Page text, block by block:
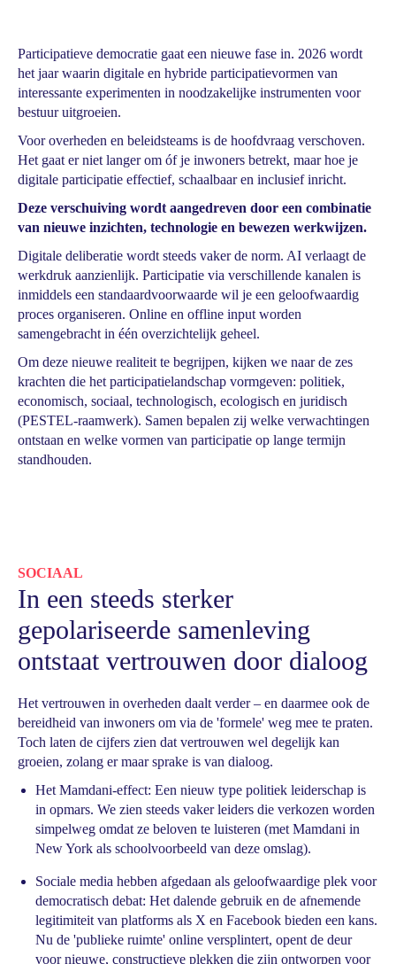
Participatieve democratie gaat een nieuwe fase in. 2026 wordt
het jaar waarin digitale en hybride participatievormen van
interessante experimenten in noodzakelijke instrumenten voor
bestuur uitgroeien.
Voor overheden en beleidsteams is de hoofdvraag verschoven.
Het gaat er niet langer om óf je inwoners betrekt, maar hoe je
digitale participatie effectief, schaalbaar en inclusief inricht.
Deze verschuiving wordt aangedreven door een combinatie
van nieuwe inzichten, technologie en bewezen werkwijzen.
Digitale deliberatie wordt steeds vaker de norm. AI verlaagt de
werkdruk aanzienlijk. Participatie via verschillende kanalen is
inmiddels een standaardvoorwaarde wil je een geloofwaardig
proces organiseren. Online en offline input worden
samengebracht in één overzichtelijk geheel.
Om deze nieuwe realiteit te begrijpen, kijken we naar de zes
krachten die het participatielandschap vormgeven: politiek,
economisch, sociaal, technologisch, ecologisch en juridisch
(PESTEL-raamwerk). Samen bepalen zij welke verwachtingen
ontstaan en welke vormen van participatie op lange termijn
standhouden.
SOCIAAL
In een steeds sterker
gepolariseerde samenleving
ontstaat vertrouwen door dialoog
Het vertrouwen in overheden daalt verder – en daarmee ook de
bereidheid van inwoners om via de 'formele' weg mee te praten.
Toch laten de cijfers zien dat vertrouwen wel degelijk kan
groeien, zolang er maar sprake is van dialoog.
Het Mamdani-effect: Een nieuw type politiek leiderschap is
in opmars. We zien steeds vaker leiders die verkozen worden
simpelweg omdat ze beloven te luisteren (met Mamdani in
New York als schoolvoorbeeld van deze omslag).
Sociale media hebben afgedaan als geloofwaardige plek voor
democratisch debat: Het dalende gebruik en de afnemende
legitimiteit van platforms als X en Facebook bieden een kans.
Nu de 'publieke ruimte' online versplintert, opent de deur
voor nieuwe, constructieve plekken die zijn ontworpen voor